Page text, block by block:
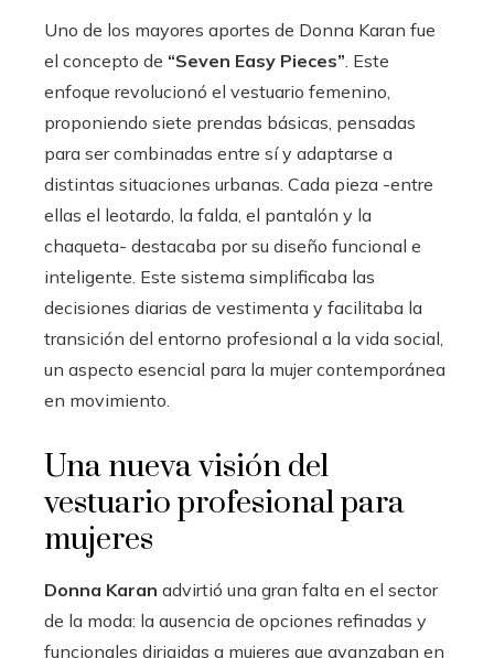
Uno de los mayores aportes de Donna Karan fue
el concepto de “Seven Easy Pieces” . Este
enfoque revolucionó el vestuario femenino,
proponiendo siete prendas básicas, pensadas
para ser combinadas entre sí y adaptarse a
distintas situaciones urbanas. Cada pieza -entre
ellas el leotardo, la falda, el pantalón y la
chaqueta- destacaba por su diseño funcional e
inteligente. Este sistema simplificaba las
decisiones diarias de vestimenta y facilitaba la
transición del entorno profesional a la vida social,
un aspecto esencial para la mujer contemporánea
en movimiento.
Una nueva visión del
vestuario profesional para
mujeres
Donna Karan advirtió una gran falta en el sector
de la moda: la ausencia de opciones refinadas y
funcionales dirigidas a mujeres que avanzaban en